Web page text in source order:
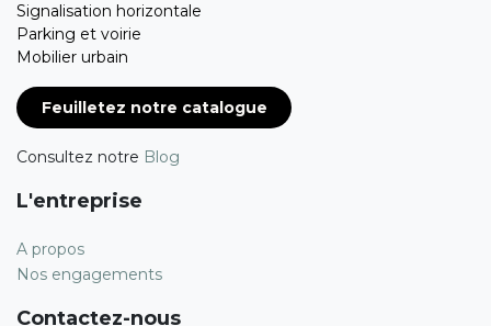
Signalisation horizontale
Parking et voirie
Mobilier urbain
Feuilletez notre catalogue
Consultez notre Blog
L'entreprise
A propos
Nos engagements
Contactez-nous